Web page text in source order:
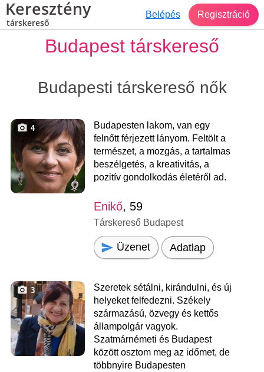
Keresztény
társkereső
Belépés Regisztráció
Budapest társkereső
Budapesti társkereső nők
4
Budapesten lakom, van egy
felnőtt férjezett lányom. Feltölt a
természet, a mozgás, a tartalmas
beszélgetés, a kreativitás, a
pozitív gondolkodás életéről ad.
Enikő, 59
Társkereső Budapest
Üzenet Adatlap
3
Szeretek sétálni, kirándulni, és új
helyeket felfedezni. Székely
származású, özvegy és kettős
állampolgár vagyok.
Szatmárnémeti és Budapest
között osztom meg az időmet, de
többnyire Budapesten